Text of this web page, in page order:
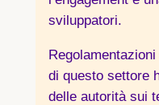
sviluppatori.
di questo settore
delle autorità sui